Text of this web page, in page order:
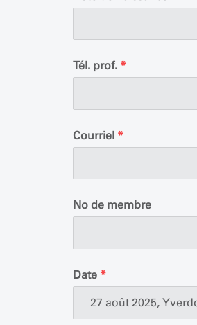
Tél. prof. *
Courriel *
No de membre
Date *
27 août 2025,